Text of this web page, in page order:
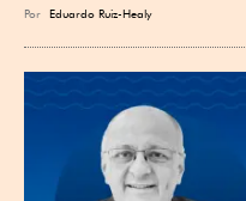
Por Eduardo Ruiz-Healy